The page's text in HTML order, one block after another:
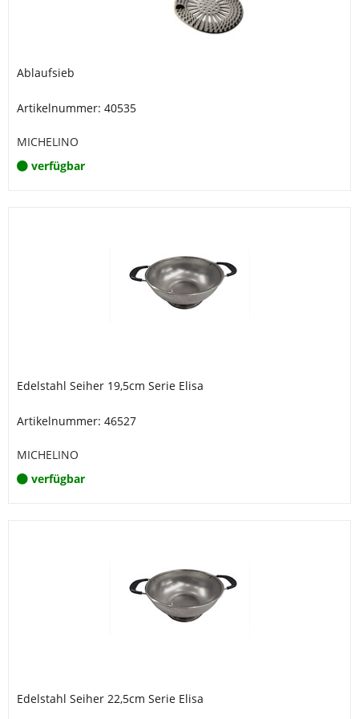
Ablaufsieb
Artikelnummer: 40535
MICHELINO
verfügbar
Edelstahl Seiher 19,5cm Serie Elisa
Artikelnummer: 46527
MICHELINO
verfügbar
Edelstahl Seiher 22,5cm Serie Elisa